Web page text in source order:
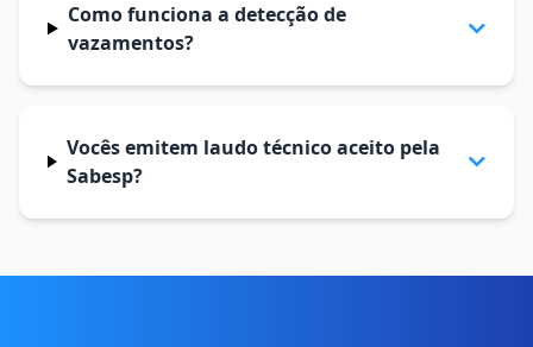
Como funciona a detecção de
vazamentos?
Vocês emitem laudo técnico aceito pela
Sabesp?